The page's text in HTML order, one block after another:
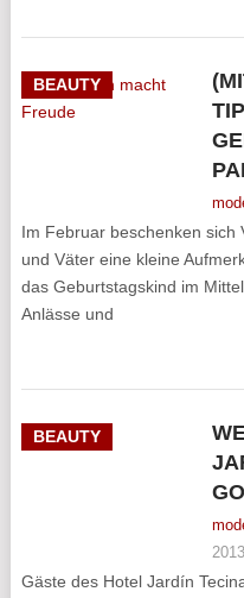
BEAUTY
Im Februar beschenken sich
und Väter eine kleine
das Geburtstagskind im
Anlässe und
BEAUTY
2013
Gäste des Hotel Jardín